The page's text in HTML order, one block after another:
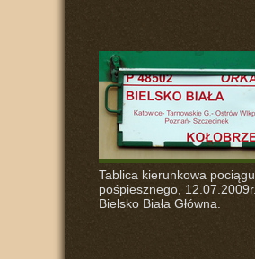
Tablica kierunkowa pociągu
pośpiesznego, 12.07.2009r.
Bielsko Biała Główna.